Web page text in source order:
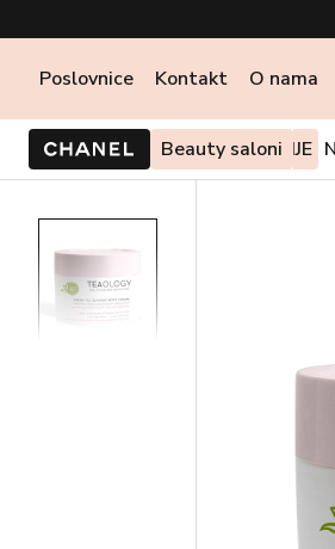
Poslovnice Kontakt O nama
Beauty saloni
PONUDE I AKCIJE